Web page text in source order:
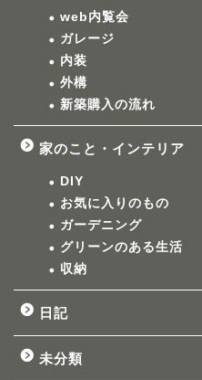
web内覧会
ガレージ
内装
外構
新築購入の流れ
家のこと・インテリア
DIY
お気に入りのもの
ガーデニング
グリーンのある生活
収納
日記
未分類